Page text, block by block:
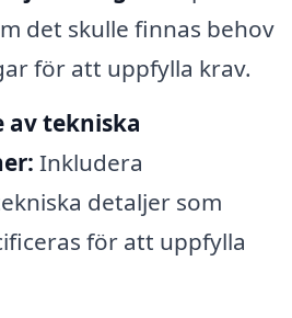
det skulle finnas behov
för att uppfylla krav.
av tekniska
Inkludera
detaljer som
för att uppfylla